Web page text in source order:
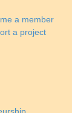
a member
a project